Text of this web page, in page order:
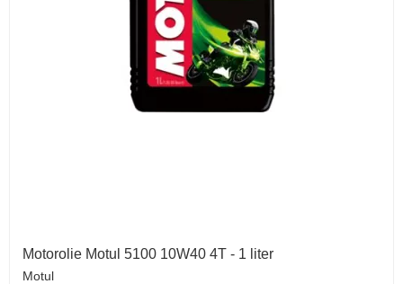
Motorolie Motul 5100 10W40 4T - 1 liter
Motul